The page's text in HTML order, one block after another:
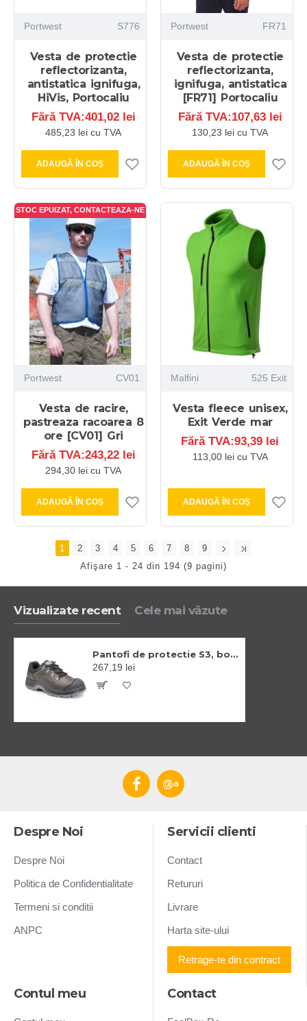
Portwest S776
Vesta de protectie
reflectorizanta,
antistatica ignifuga,
HiVis, Portocaliu
Fără TVA:401,02 lei
485,23 lei cu TVA
ADAUGĂ ÎN COŞ
Portwest FR71
Vesta de protectie
reflectorizanta,
ignifuga, antistatica
[FR71] Portocaliu
Fără TVA:107,63 lei
130,23 lei cu TVA
ADAUGĂ ÎN COŞ
STOC EPUIZAT, CONTACTEAZA-NE
Portwest CV01
Vesta de racire,
pastreaza racoarea 8
ore [CV01] Gri
Fără TVA:243,22 lei
294,30 lei cu TVA
ADAUGĂ ÎN COŞ
Malfini 525 Exit
Vesta fleece unisex,
Exit Verde mar
Fără TVA:93,39 lei
113,00 lei cu TVA
ADAUGĂ ÎN COŞ
1 2 3 4 5 6 7 8
9
Afişare 1 - 24 din 194 (9 pagini)
Vizualizate recent Cele mai văzute
Pantofi de protectie S3, bombeu si lamela din otel, brant confortabil EVA
267,19 lei
Despre Noi
Despre Noi
Politica de Confidentialitate
Termeni si conditii
ANPC
Servicii clienti
Contact
Retururi
Livrare
Harta site-ului
Retrage-te din contract
Contul meu Contact